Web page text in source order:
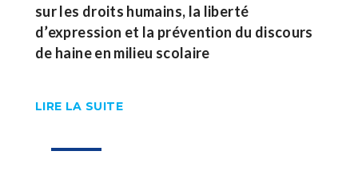
sur les droits humains, la liberté
d’expression et la prévention du discours
de haine en milieu scolaire
LIRE LA SUITE
12